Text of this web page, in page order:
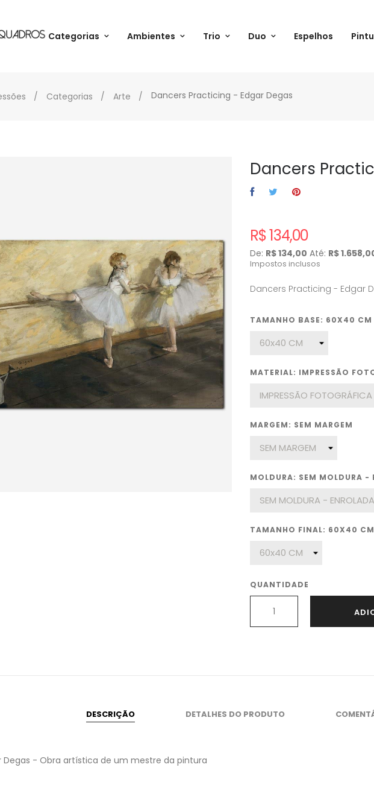
Categorias Ambientes Trio Duo Espelhos
Categorias Arte Dancers Practicing - Edgar Degas
Dancers
R$ 134,00
De: R$ 134,00 Até: R$
Impostos inclusos
Dancers Practicing - Edgar
TAMANHO BASE: 60X40 CM
MATERIAL: IMPRESSÃO
MARGEM: SEM MARGEM
MOLDURA: SEM MOLDURA -
TAMANHO FINAL: 60X40 CM
QUANTIDADE
DESCRIÇÃO DETALHES DO PRODUTO
Degas - Obra artística de um mestre da pintura